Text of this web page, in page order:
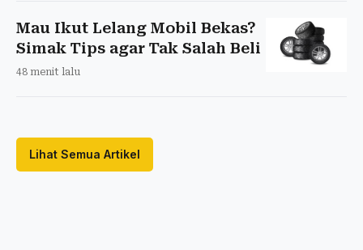
Mau Ikut Lelang Mobil Bekas?
Simak Tips agar Tak Salah Beli
48 menit lalu
Lihat Semua Artikel